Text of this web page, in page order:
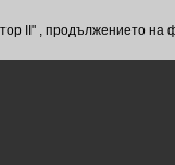
II" , продължението